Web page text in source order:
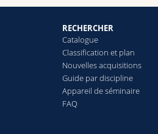
RECHERCHER
Catalogue
Classification et plan
Nouvelles acquisitions
Guide par discipline
Appareil de séminaire
FAQ